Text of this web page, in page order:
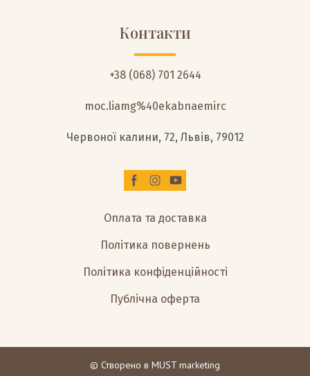
Контакти
+38 (068) 701 2644
moc.liamg%40ekabnaemirc
Червоної калини, 72, Львів, 79012
Оплата та доставка
Політика повернень
Політика конфіденційності
Публічна оферта
© Створено в MUST marketing